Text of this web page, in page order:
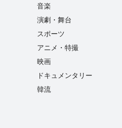
音楽
演劇・舞台
スポーツ
アニメ・特撮
映画
ドキュメンタリー
韓流